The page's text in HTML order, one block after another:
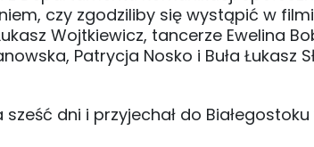
czy zgodziliby się wystąpić w
Wojtkiewicz, tancerze Ewelina
Patrycja Nosko i Buła Łukasz
dni i przyjechał do